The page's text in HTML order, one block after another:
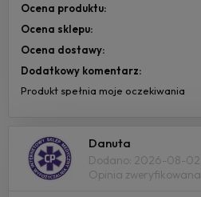
Ocena produktu:
Ocena sklepu:
Ocena dostawy:
Dodatkowy komentarz:
Produkt spełnia moje oczekiwania
Danuta
Dodano: 2026-08-02
Opinia zweryfikowana